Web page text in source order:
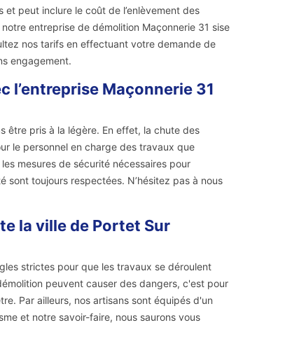
peut inclure le coût de l’enlèvement des
entreprise de démolition Maçonnerie 31 sise
nos tarifs en effectuant votre demande de
engagement.
l’entreprise Maçonnerie 31
être pris à la légère. En effet, la chute des
le personnel en charge des travaux que
mesures de sécurité nécessaires pour
sont toujours respectées. N’hésitez pas à nous
la ville de Portet Sur
strictes pour que les travaux se déroulent
peuvent causer des dangers, c'est pour
Par ailleurs, nos artisans sont équipés d'un
et notre savoir-faire, nous saurons vous